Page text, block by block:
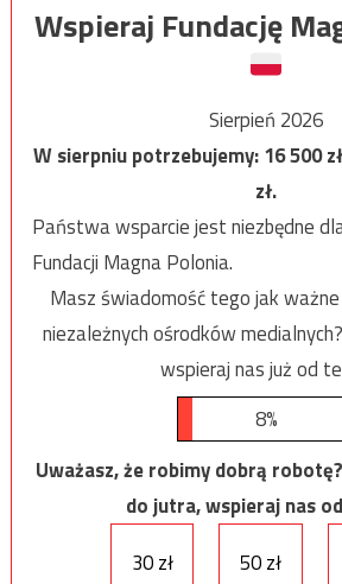
Wspieraj Fundację
Sierpień 2026
W sierpniu potrzebujemy:16 500
zł.
Państwa wsparcie jest niezbędne
Fundacji Magna Polonia.
Masz świadomość tego jak
niezależnych ośrodków
wspieraj nas już od
8%
Uważasz, że robimy dobrą
do jutra, wspieraj nas
30 zł
50 zł